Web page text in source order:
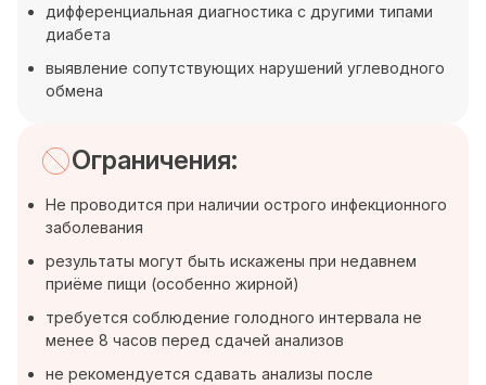
дифференциальная диагностика с другими типами
диабета
выявление сопутствующих нарушений углеводного
обмена
Ограничения:
Не проводится при наличии острого инфекционного
заболевания
результаты могут быть искажены при недавнем
приёме пищи (особенно жирной)
требуется соблюдение голодного интервала не
менее 8 часов перед сдачей анализов
не рекомендуется сдавать анализы после